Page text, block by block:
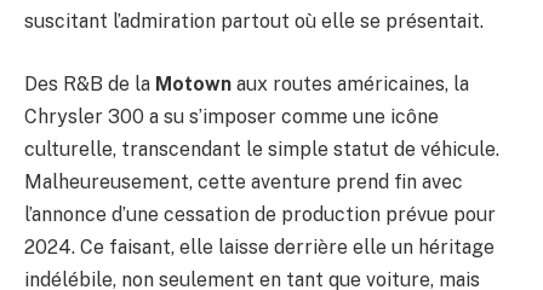
suscitant l’admiration partout où elle se présentait.
Des R&B de la Motown aux routes américaines, la
Chrysler 300 a su s’imposer comme une icône
culturelle, transcendant le simple statut de véhicule.
Malheureusement, cette aventure prend fin avec
l’annonce d’une cessation de production prévue pour
2024. Ce faisant, elle laisse derrière elle un héritage
indélébile, non seulement en tant que voiture, mais